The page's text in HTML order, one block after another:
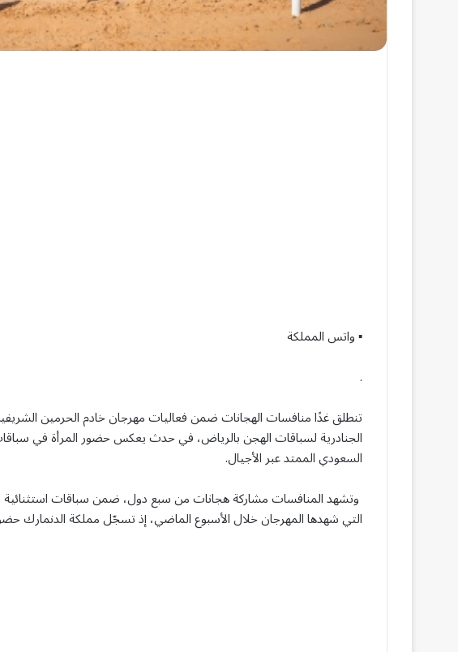
▪︎ واتس المملكة
.
الجنادرية لسباقات الهجن بالرياض، في حدث يعكس حضور المرأة في
السعودي الممتد عبر الأجيال.
وتشهد المنافسات مشاركة هجانات من سبع دول، ضمن سباقات استثنائية
التي شهدها المهرجان خلال الأسبوع الماضي، إذ تسجّل مملكة الدنمارك